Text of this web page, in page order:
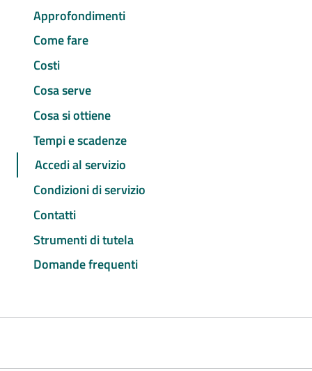
Approfondimenti
Come fare
Costi
Cosa serve
Cosa si ottiene
Tempi e scadenze
Accedi al servizio
Condizioni di servizio
Contatti
Strumenti di tutela
Domande frequenti